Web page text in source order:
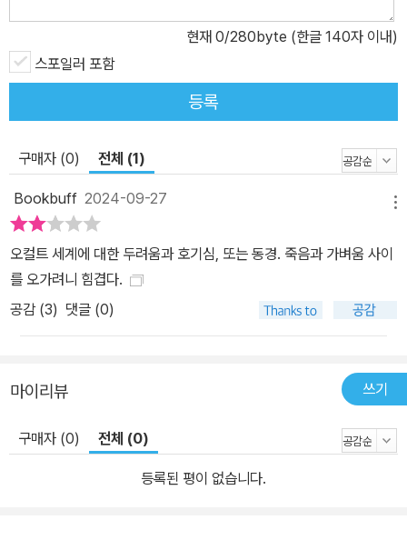
현재 0/280byte (한글 140자 이내)
스포일러 포함
등록
구매자 (0) 전체 (1)
Bookbuff 2024-09-27
오컬트 세계에 대한 두려움과 호기심, 또는 동경. 죽음과 가벼움 사이
를 오가려니 힘겹다.
공감 (3) 댓글 (0)
마이리뷰 쓰기
구매자 (0) 전체 (0)
등록된 평이 없습니다.